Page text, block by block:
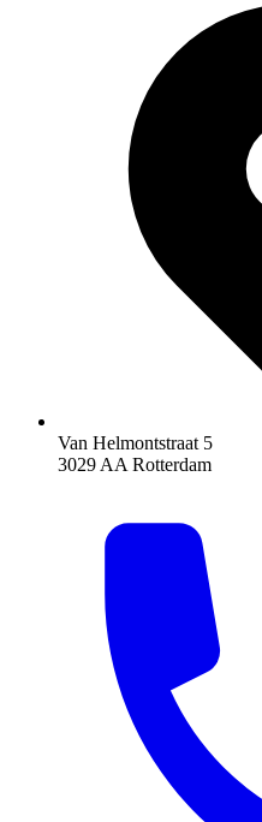
Van Helmontstraat 5
3029 AA Rotterdam